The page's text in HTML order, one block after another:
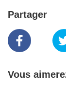
Partager
Vous